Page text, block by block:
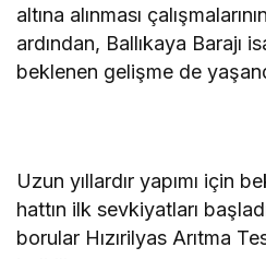
altına alınması
ardından, Ballıkaya Barajı
beklenen gelişme de
Uzun yıllardır yapımı için
hattın ilk sevkiyatları
borular Hızırilyas Arıtma